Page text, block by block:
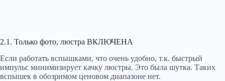
2.1. Только фото, люстра ВКЛЮЧЕНА
Если работать вспышками, что очень удобно, т.к. быстрый
импульс минимизирует качку люстры. Это была шутка. Таких
вспышек в обозримом ценовом диапазоне нет.